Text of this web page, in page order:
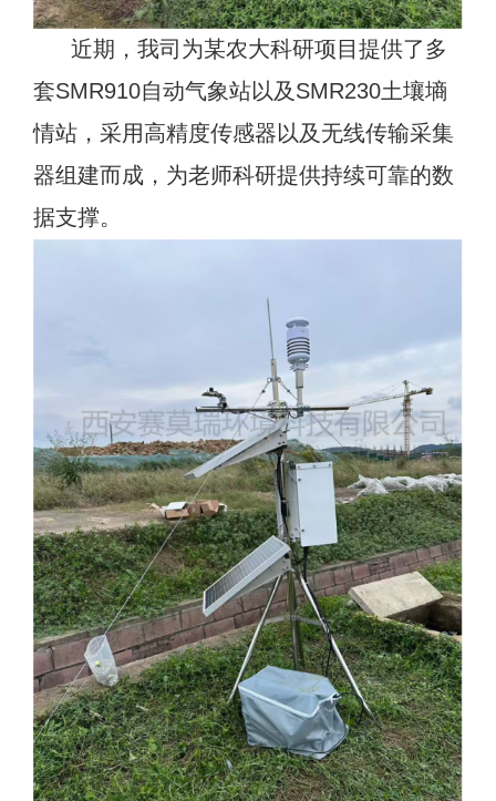
近期，我司为某农大科研项目提供了多
套SMR910自动气象站以及SMR230土壤墒
情站，采用高精度传感器以及无线传输采集
器组建而成，为老师科研提供持续可靠的数
据支撑。